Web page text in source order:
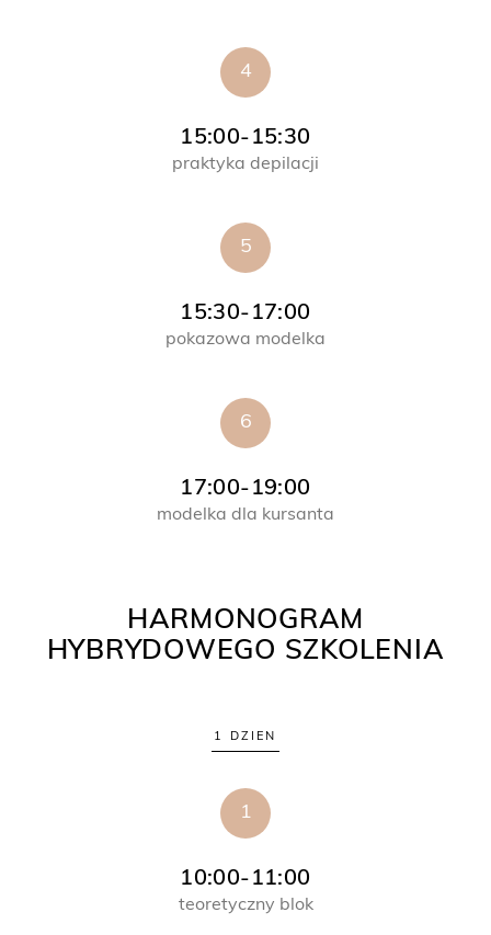
4
15:00-15:30
praktyka depilacji
5
15:30-17:00
pokazowa modelka
6
17:00-19:00
modelka dla kursanta
HARMONOGRAM
HYBRYDOWEGO SZKOLENIA
1 DZIEN
1
10:00-11:00
teoretyczny blok